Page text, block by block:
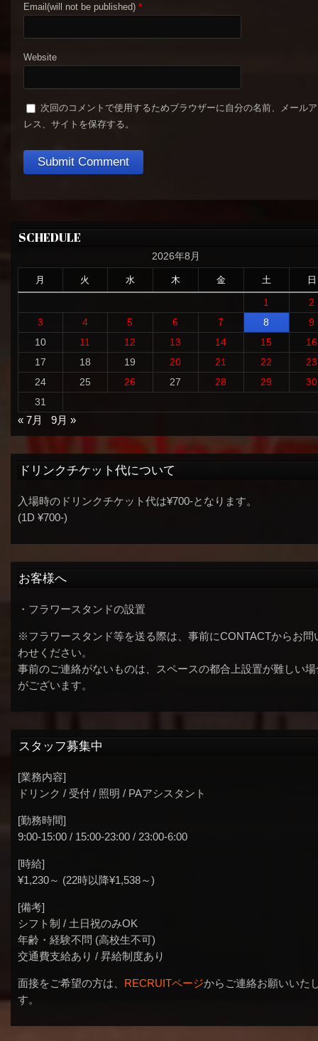
Email(will not be published) *
Website
次回のコメントで使用するためブラウザーに自分の名前、メール
レス、サイトを保存する。
SCHEDULE
2026年8月
月 火 水 木 金 土 日
1
2
3
4 5 6 7 8
9
10
11 12 13 14 15
16
17
18 19 20 21 22
23
24
25 26 27 28 29
30
31
« 7月
9月 »
ドリンクチケット代について
入場時のドリンクチケット代は¥700-となります。
(1D ¥700-)
お客様へ
・フラワースタンドの設置
※フラワースタンド等を送る際は、事前にCONTACTからお問
わせください。
事前のご連絡がないものは、スペースの都合上設置が難しい場
がございます。
スタッフ募集中
[業務内容]
ドリンク / 受付 / 照明 / PAアシスタント
[勤務時間]
9:00-15:00 / 15:00-23:00 / 23:00-6:00
[時給]
¥1,230～ (22時以降¥1,538～)
[備考]
シフト制 / 土日祝のみOK
年齢・経験不問 (高校生不可)
交通費支給あり / 昇給制度あり
面接をご希望の方は、 RECRUITページからご連絡お願いいた
す。